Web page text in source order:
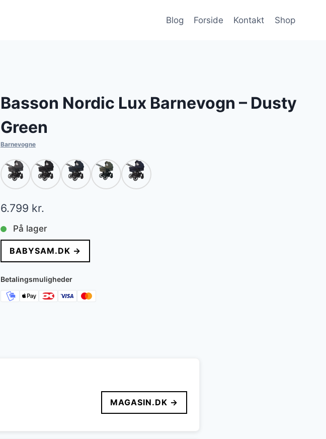
Blog Forside Kontakt Shop
Basson Nordic Lux Barnevogn – Dusty
Green
Barnevogne
6.799 kr.
På lager
BABYSAM.DK →
Betalingsmuligheder
MAGASIN.DK →